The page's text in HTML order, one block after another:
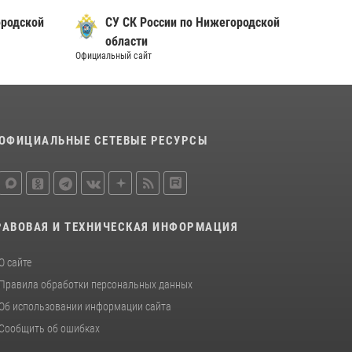
равноапостольного князя Владимира
28 июля 2026, 15:39
СУ СК России по Нижегородской
области
Официальный сайт
СЕТЕВЫЕ РЕСУРСЫ
И ТЕХНИЧЕСКАЯ ИНФОРМАЦИЯ
О сайте
Правила обработки персональных данных
Об использовании информации сайта
Сообщить об ошибках